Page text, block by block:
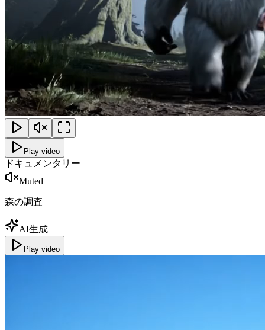
Play video
ドキュメンタリー
Muted
森の調査
AI生成
Play video